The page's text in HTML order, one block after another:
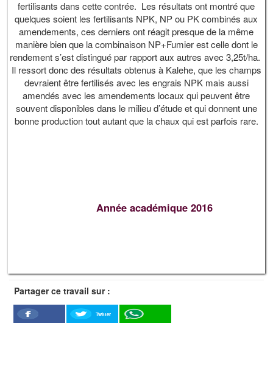
fertilisants dans cette contrée. Les résultats ont montré que
quelques soient les fertilisants NPK, NP ou PK combinés aux
amendements, ces derniers ont réagit presque de la même
manière bien que la combinaison NP+Fumier est celle dont le
rendement s’est distingué par rapport aux autres avec 3,25t/ha.
Il ressort donc des résultats obtenus à Kalehe, que les champs
devraient être fertilisés avec les engrais NPK mais aussi
amendés avec les amendements locaux qui peuvent être
souvent disponibles dans le milieu d’étude et qui donnent une
bonne production tout autant que la chaux qui est parfois rare.
Année académique 2016
Partager ce travail sur :
Facebook
Twitter